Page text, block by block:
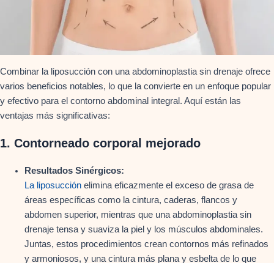
Combinar la liposucción con una abdominoplastia sin drenaje ofrece
varios beneficios notables, lo que la convierte en un enfoque popular
y efectivo para el contorno abdominal integral. Aquí están las
ventajas más significativas:
1. Contorneado corporal mejorado
Resultados Sinérgicos:
La liposucción elimina eficazmente el exceso de grasa de
áreas específicas como la cintura, caderas, flancos y
abdomen superior, mientras que una abdominoplastia sin
drenaje tensa y suaviza la piel y los músculos abdominales.
Juntas, estos procedimientos crean contornos más refinados
y armoniosos, y una cintura más plana y esbelta de lo que